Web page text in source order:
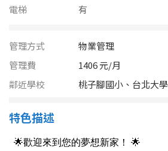
台南市
60~70 坪
電梯
有
管理方式
物業管理
管理費
1406 元/月
鄰近學校
桃子腳國小、台北大學
特色描述